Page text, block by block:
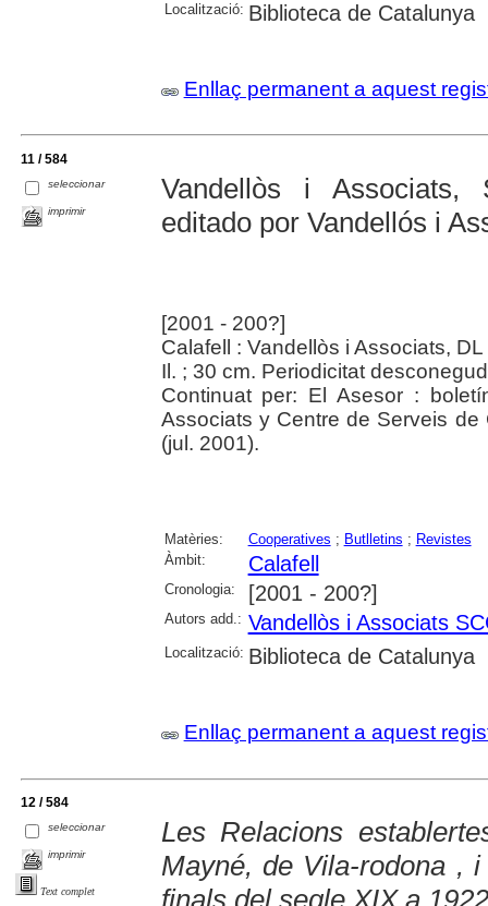
Localització: Biblioteca de Catalunya
Enllaç permanent a aquest
11 / 584
seleccionar
imprimir
Vandellòs i Associats,
editado por Vandellós i
[2001 - 200?]
Calafell : Vandellòs i Associats,
Il. ; 30 cm. Periodicitat
Continuat per: El Asesor :
Associats y Centre de Serveis
(jul. 2001).
Matèries: Cooperatives ; Butlletins ; Revistes
Àmbit:
Calafell
Cronologia: [2001 - 200?]
Autors add.: Vandellòs i Associats
Localització: Biblioteca de Catalunya
Enllaç permanent a aquest
12 / 584
seleccionar
imprimir
Text complet
Les Relacions
Mayné, de Vila-rodona ,